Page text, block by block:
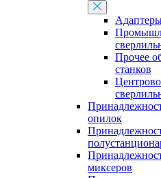
Прочее
станков
опилок
миксеров